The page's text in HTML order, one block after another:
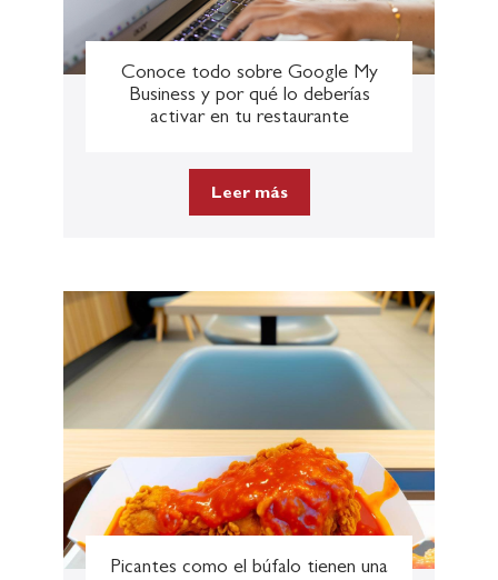
Conoce todo sobre Google My
Business y por qué lo deberías
activar en tu restaurante
Leer más
Picantes como el​ búfalo tienen una